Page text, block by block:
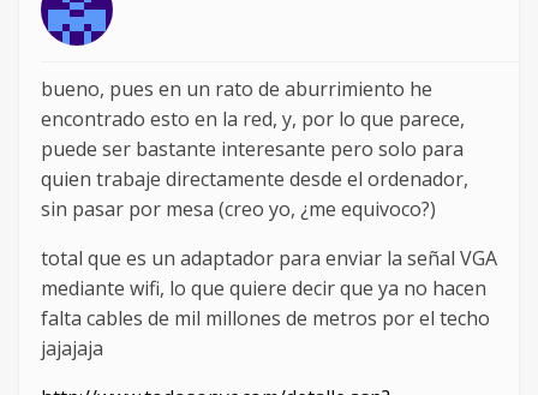
bueno, pues en un rato de aburrimiento he
encontrado esto en la red, y, por lo que parece,
puede ser bastante interesante pero solo para
quien trabaje directamente desde el ordenador,
sin pasar por mesa (creo yo, ¿me equivoco?)
total que es un adaptador para enviar la señal VGA
mediante wifi, lo que quiere decir que ya no hacen
falta cables de mil millones de metros por el techo
jajajaja